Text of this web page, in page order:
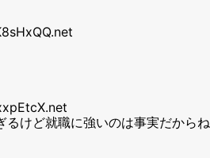
るけど就職に強いのは事実だからね